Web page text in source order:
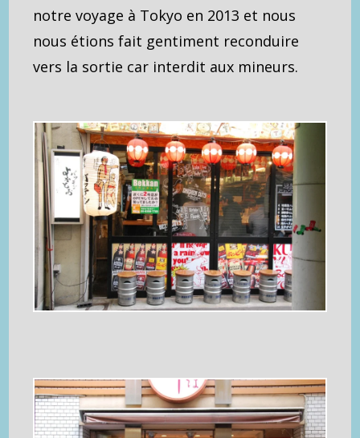
notre voyage à Tokyo en 2013 et nous
nous étions fait gentiment reconduire
vers la sortie car interdit aux mineurs.